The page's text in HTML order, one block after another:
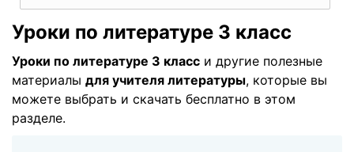
Уроки по литературе 3 класс
Уроки по литературе 3 класс и другие полезные
материалы для учителя литературы, которые вы
можете выбрать и скачать бесплатно в этом
разделе.